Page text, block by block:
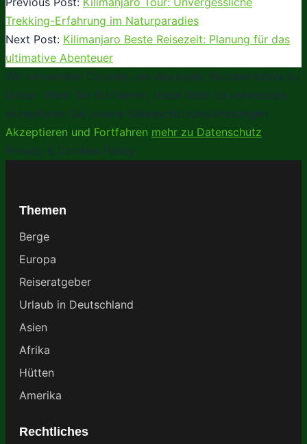
Trekking-Erfahrung im Naturparadies
Next Post: Kilimanjaro Beste Reisezeit: Planung für das
ultimative Abenteuer
Wir verwenden Cookies, um das beste Nutzererlebnis zu
bieten. Wenn Sie fortfahren, diese Seite zu verwenden,
akzeptieren Sie unsere Datenschutzbestimmungen
Akzeptieren und Fortfahren mehr zu Datenschutz
Privacy & Cookies Policy
Themen
Berge
Europa
Reiseratgeber
Urlaub in Deutschland
Asien
Afrika
Hütten
Amerika
Rechtliches